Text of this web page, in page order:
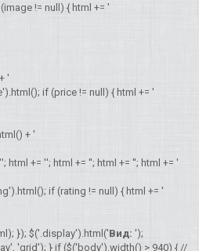
!= null) { html += '
'
if (price != null) { html += '
+ '
'; html += ''; html += ''; html += ''; html += '
if (rating != null) { html += '
}); $('.display').html('Вид: ');
'grid'); } if ($('body').width() > 940) { //